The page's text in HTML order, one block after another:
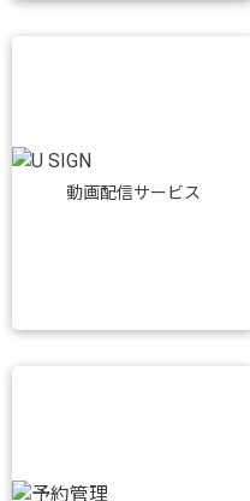
動画配信サービス